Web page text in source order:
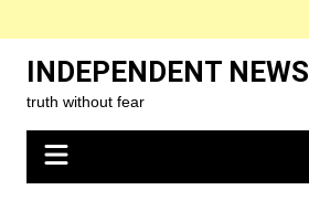
content
INDEPENDENT NEWS
truth without fear